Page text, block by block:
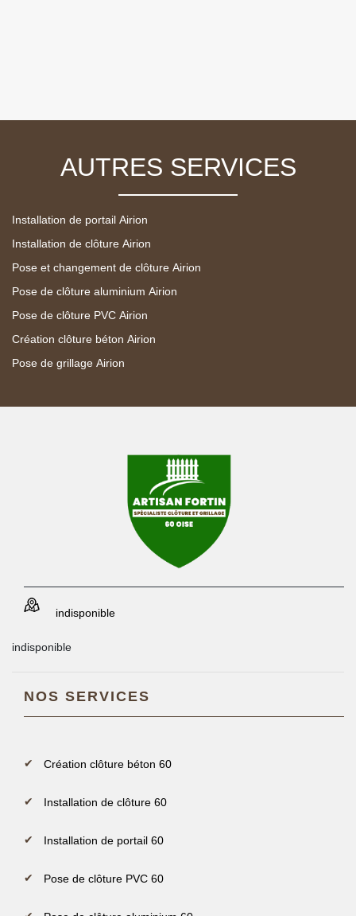
AUTRES SERVICES
Installation de portail Airion
Installation de clôture Airion
Pose et changement de clôture Airion
Pose de clôture aluminium Airion
Pose de clôture PVC Airion
Création clôture béton Airion
Pose de grillage Airion
indisponible
indisponible
NOS SERVICES
Création clôture béton 60
Installation de clôture 60
Installation de portail 60
Pose de clôture PVC 60